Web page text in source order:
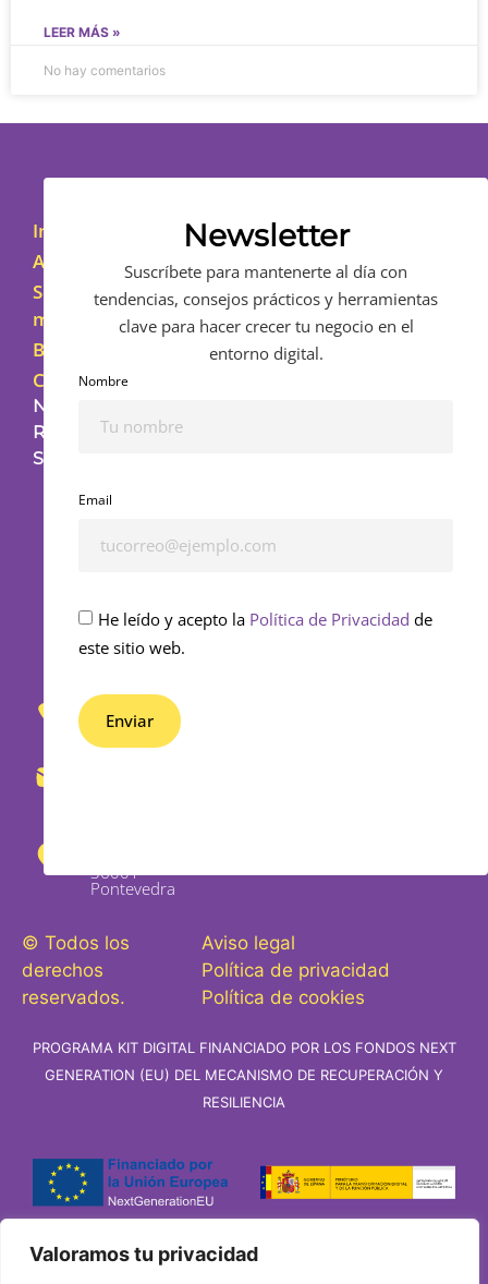
Valoramos tu privacidad
LEER MÁS »
No hay comentarios
Inicio
Asesoramiento
Sobre
mí
Blog
Contacto
NUESTRAS
REDES
SOCIALES
653
430
862
36001 -
Pontevedra
Newsletter
Suscríbete para mantenerte al día con
tendencias, consejos prácticos y herramientas
clave para hacer crecer tu negocio en el
entorno digital.
Nombre
Email
He leído y acepto la Política de Privacidad de
este sitio web.
Enviar
© Todos los
derechos
reservados.
Aviso legal
Política de privacidad
Política de cookies
PROGRAMA KIT DIGITAL FINANCIADO POR LOS FONDOS NEXT
GENERATION (EU) DEL MECANISMO DE RECUPERACIÓN Y
RESILIENCIA